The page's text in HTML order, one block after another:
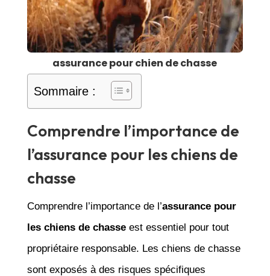
assurance pour chien de chasse
Sommaire :
Comprendre l’importance de
l’assurance pour les chiens de
chasse
Comprendre l’importance de l’assurance pour
les chiens de chasseest essentiel pour tout
propriétaire responsable. Les chiens de chasse
sont exposés à des risques spécifiques